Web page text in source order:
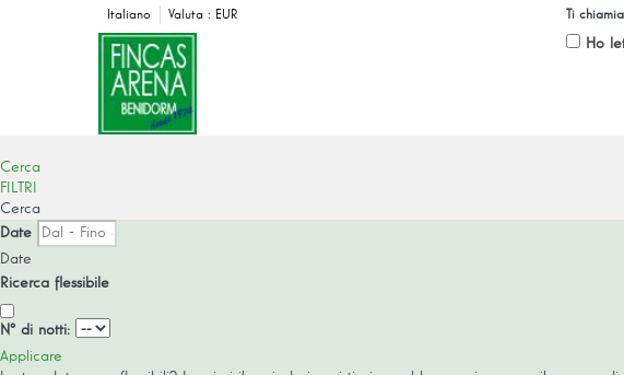
Italiano Valuta : EUR Ti
Ho
Cerca
FILTRI
Cerca
Date
Date
Ricerca flessibile
Nº di notti:
Applicare